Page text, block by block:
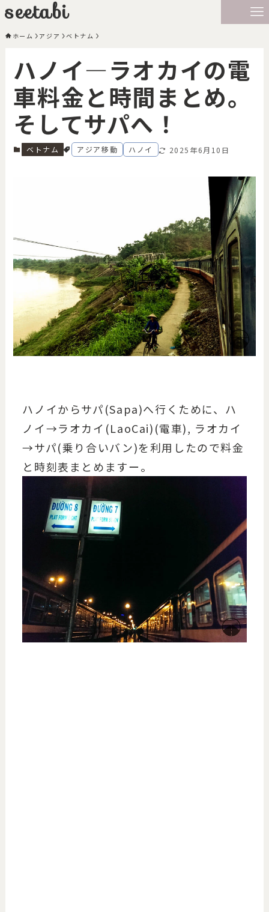
seetabi
ホーム アジア ベトナム
ハノイ―ラオカイの電
車料金と時間まとめ。
そしてサパへ！
ベトナム アジア移動 ハノイ 2025年6月10日
ハノイからサパ(Sapa)へ行くために、ハ
ノイ→ラオカイ(LaoCai)(電車), ラオカイ
→サパ(乗り合いバン)を利用したので料金
と時刻表まとめますー。